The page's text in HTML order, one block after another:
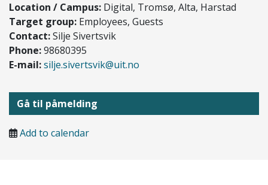
Location / Campus: Digital, Tromsø, Alta, Harstad
Target group: Employees, Guests
Contact:Silje Sivertsvik
Phone:98680395
E-mail:silje.sivertsvik@uit.no
Gå til påmelding
Add to calendar